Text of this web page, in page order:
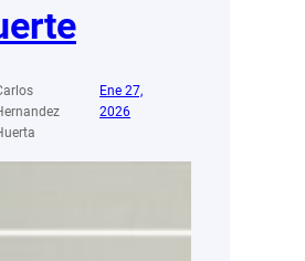
Ene 27,
2026